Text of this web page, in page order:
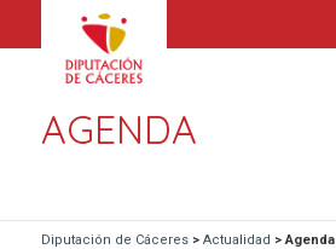
AGENDA
Diputación de Cáceres> Actualidad >Agenda